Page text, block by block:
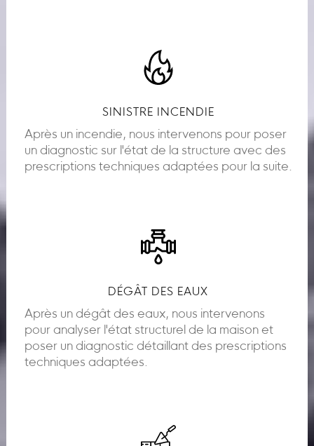
SINISTRE INCENDIE
Après un incendie, nous intervenons pour poser
un diagnostic sur l'état de la structure avec des
prescriptions techniques adaptées pour la suite.
DÉGÂT DES EAUX
Après un dégât des eaux, nous intervenons
pour analyser l'état structurel de la maison et
poser un diagnostic détaillant des prescriptions
techniques adaptées.